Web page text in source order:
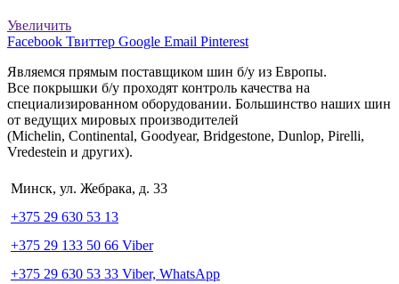
Увеличить
Facebook Твиттер Google Email Pinterest
Являемся прямым поставщиком шин б/у из Европы.
Все покрышки б/у проходят контроль качества на
специализированном оборудовании. Большинство наших шин
от ведущих мировых производителей
(Michelin, Continental, Goodyear, Bridgestone, Dunlop, Pirelli,
Vredestein и других).
Минск, ул. Жебрака, д. 33
+375 29 630 53 13
+375 29 133 50 66 Viber
+375 29 630 53 33 Viber, WhatsApp